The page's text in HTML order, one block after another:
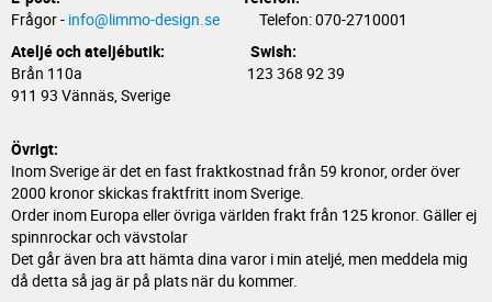
Frågor - info@limmo-design.se Telefon: 070-2710001
Ateljé och ateljébutik: Swish:
Brån 110a 123 368 92 39
911 93 Vännäs, Sverige
Övrigt:
Inom Sverige är det en fast fraktkostnad från 59 kronor, order över
2000 kronor skickas fraktfritt inom Sverige.
Order inom Europa eller övriga världen frakt från 125 kronor. Gäller ej
spinnrockar och vävstolar
Det går även bra att hämta dina varor i min ateljé, men meddela mig
då detta så jag är på plats när du kommer.